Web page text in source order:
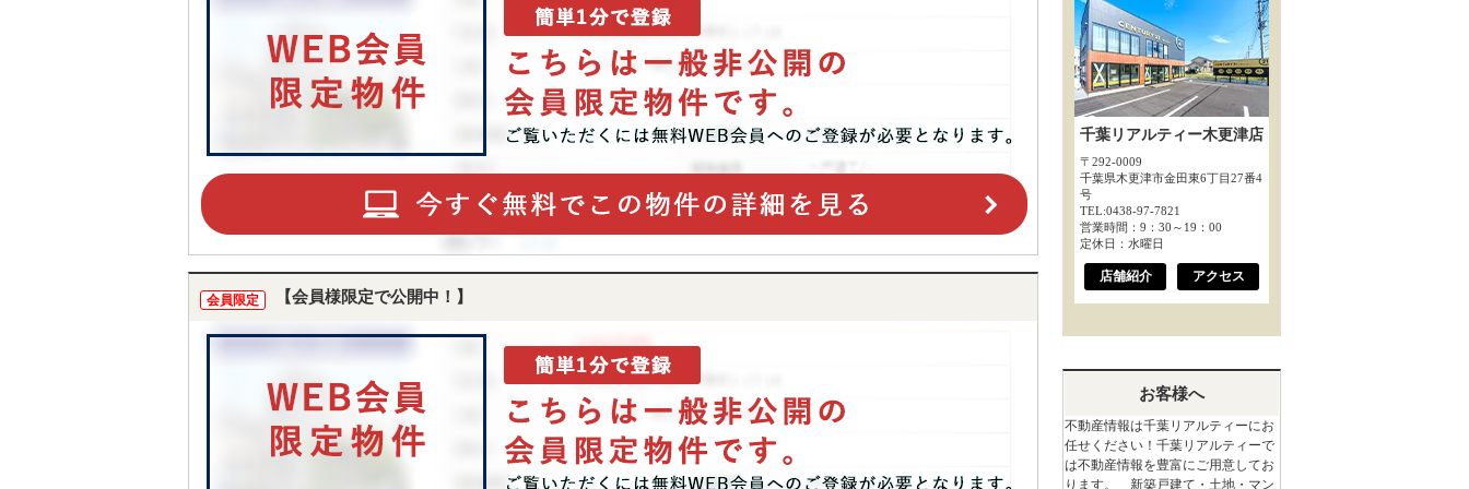
会員限定 【会員様限定で公開中！】
千葉リアルティー木更津店
〒292-0009
千葉県木更津市金田東6丁目27番4
号
TEL:0438-97-7821
営業時間：9：30～19：00
定休日：水曜日
店舗紹介 アクセス
お客様へ
不動産情報は千葉リアルティーにお
任せください！千葉リアルティーで
は不動産情報を豊富にご用意してお
ります。 新築戸建て・土地・マン